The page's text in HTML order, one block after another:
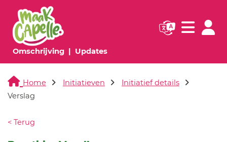
Omschrijving(huidige pagina)
Updates(huidige pagina)
Navigatie
Home Initiatieven
Initiatief details
Verslag
< Terug